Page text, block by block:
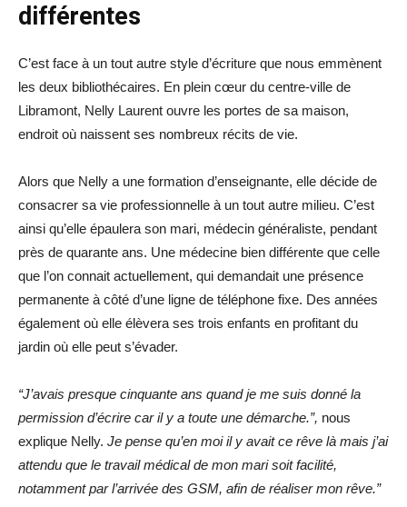
différentes
C’est face à un tout autre style d’écriture que nous emmènent
les deux bibliothécaires. En plein cœur du centre-ville de
Libramont, Nelly Laurent ouvre les portes de sa maison,
endroit où naissent ses nombreux récits de vie.
Alors que Nelly a une formation d’enseignante, elle décide de
consacrer sa vie professionnelle à un tout autre milieu. C’est
ainsi qu’elle épaulera son mari, médecin généraliste, pendant
près de quarante ans. Une médecine bien différente que celle
que l’on connait actuellement, qui demandait une présence
permanente à côté d’une ligne de téléphone fixe. Des années
également où elle élèvera ses trois enfants en profitant du
jardin où elle peut s’évader.
“J’avais presque cinquante ans quand je me suis donné la
permission d’écrire car il y a toute une démarche.”, nous
explique Nelly. Je pense qu’en moi il y avait ce rêve là mais j’ai
attendu que le travail médical de mon mari soit facilité,
notamment par l’arrivée des GSM, afin de réaliser mon rêve.”